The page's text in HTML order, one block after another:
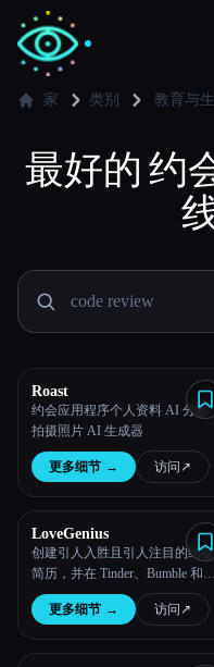
✍️写作者
🎓 学生
博客
比较工具
所有分类
关于
家 类别 教育与
最好的约
Roast
约会应用程序个人资料 AI 分析 -
拍摄照片 AI 生成器
更多细节 → 访问 ↗︎
LoveGenius
创建引人入胜且引人注目的约会
简历，并在 Tinder、Bumble 和其
他网站上获得更好的匹配！
更多细节 → 访问 ↗︎